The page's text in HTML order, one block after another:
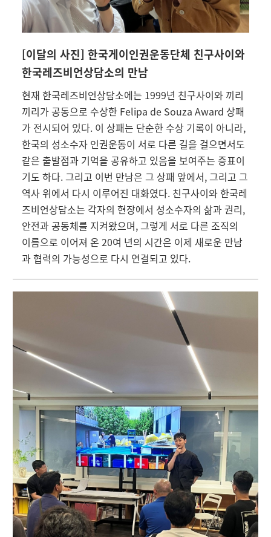
[이달의 사진] 한국게이인권운동단체 친구사이와
한국레즈비언상담소의 만남
현재 한국레즈비언상담소에는 1999년 친구사이와 끼리
끼리가 공동으로 수상한 Felipa de Souza Award 상패
가 전시되어 있다. 이 상패는 단순한 수상 기록이 아니라,
한국의 성소수자 인권운동이 서로 다른 길을 걸으면서도
같은 출발점과 기억을 공유하고 있음을 보여주는 증표이
기도 하다. 그리고 이번 만남은 그 상패 앞에서, 그리고 그
역사 위에서 다시 이루어진 대화였다. 친구사이와 한국레
즈비언상담소는 각자의 현장에서 성소수자의 삶과 권리,
안전과 공동체를 지켜왔으며, 그렇게 서로 다른 조직의
이름으로 이어져 온 20여 년의 시간은 이제 새로운 만남
과 협력의 가능성으로 다시 연결되고 있다.